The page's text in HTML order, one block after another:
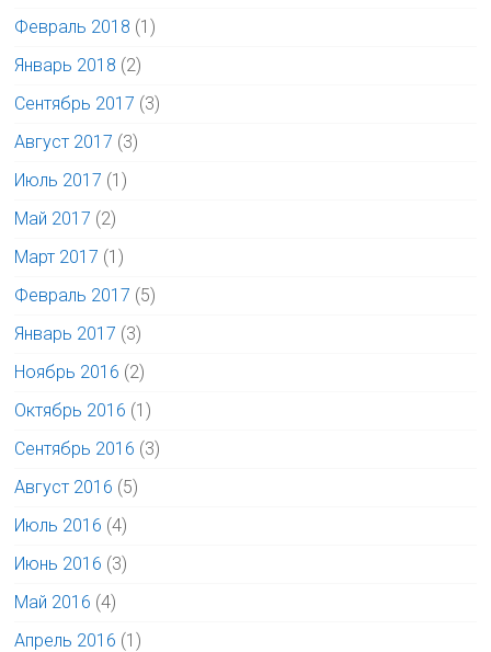
Февраль 2018 (1)
Январь 2018 (2)
Сентябрь 2017 (3)
Август 2017 (3)
Июль 2017 (1)
Май 2017 (2)
Март 2017 (1)
Февраль 2017 (5)
Январь 2017 (3)
Ноябрь 2016 (2)
Октябрь 2016 (1)
Сентябрь 2016 (3)
Август 2016 (5)
Июль 2016 (4)
Июнь 2016 (3)
Май 2016 (4)
Апрель 2016 (1)